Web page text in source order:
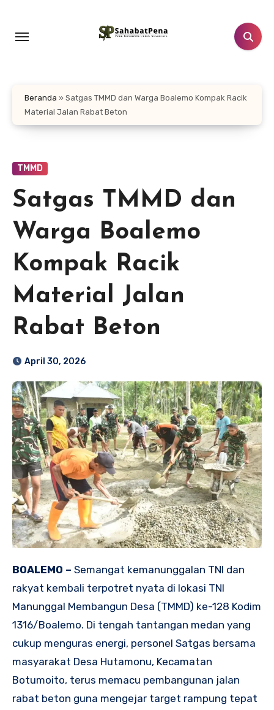
konten
Beranda » Satgas TMMD dan Warga Boalemo Kompak Racik
Material Jalan Rabat Beton
TMMD
Satgas TMMD dan
Warga Boalemo
Kompak Racik
Material Jalan
Rabat Beton
April 30, 2026
BOALEMO – Semangat kemanunggalan TNI dan
rakyat kembali terpotret nyata di lokasi TNI
Manunggal Membangun Desa (TMMD) ke-128 Kodim
1316/Boalemo. Di tengah tantangan medan yang
cukup menguras energi, personel Satgas bersama
masyarakat Desa Hutamonu, Kecamatan
Botumoito, terus memacu pembangunan jalan
rabat beton guna mengejar target rampung tepat